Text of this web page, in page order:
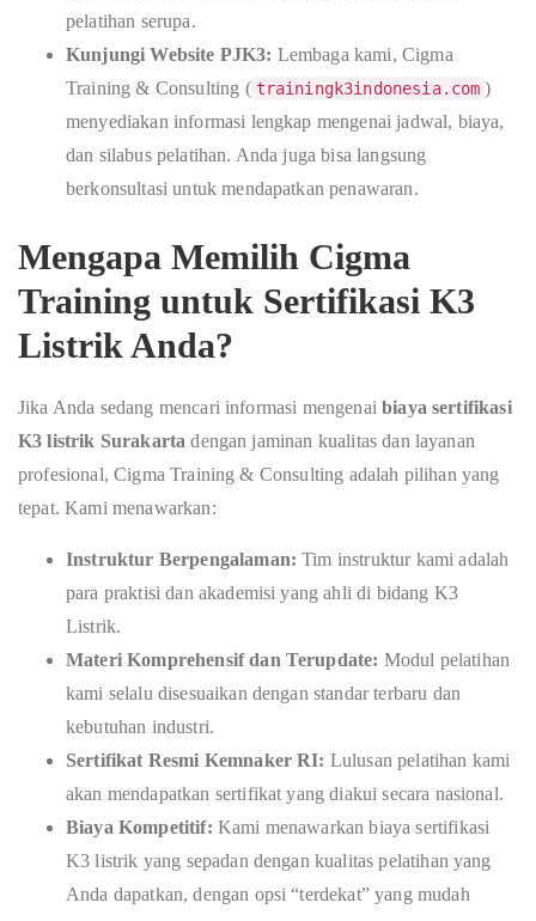
pelatihan serupa.
Kunjungi Website PJK3: Lembaga kami, Cigma
Training & Consulting ( trainingk3indonesia.com )
menyediakan informasi lengkap mengenai jadwal, biaya,
dan silabus pelatihan. Anda juga bisa langsung
berkonsultasi untuk mendapatkan penawaran.
Mengapa Memilih Cigma
Training untuk Sertifikasi K3
Listrik Anda?
Jika Anda sedang mencari informasi mengenaibiaya sertifikasi
K3 listrik Surakartadengan jaminan kualitas dan layanan
profesional, Cigma Training & Consulting adalah pilihan yang
tepat. Kami menawarkan:
Instruktur Berpengalaman: Tim instruktur kami adalah
para praktisi dan akademisi yang ahli di bidang K3
Listrik.
Materi Komprehensif dan Terupdate: Modul pelatihan
kami selalu disesuaikan dengan standar terbaru dan
kebutuhan industri.
Sertifikat Resmi Kemnaker RI: Lulusan pelatihan kami
akan mendapatkan sertifikat yang diakui secara nasional.
Biaya Kompetitif: Kami menawarkan biaya sertifikasi
K3 listrik yang sepadan dengan kualitas pelatihan yang
Anda dapatkan, dengan opsi “terdekat” yang mudah